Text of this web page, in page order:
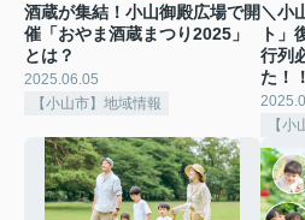
酒蔵が集結！小山御殿広場で開
催「おやま酒蔵まつり2025」
とは？
2025.06.05
【小山市】地域情報
＼小
ト」
行列
た！！
【